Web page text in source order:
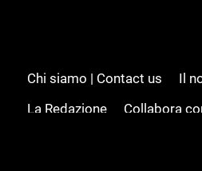
Chi siamo | Contact us
Il
La Redazione
Collabora